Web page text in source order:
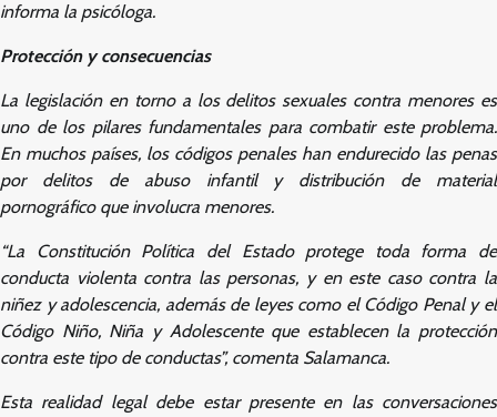
informa la psicóloga.
Protección y consecuencias
La legislación en torno a los delitos sexuales contra menores es
uno de los pilares fundamentales para combatir este problema.
En muchos países, los códigos penales han endurecido las penas
por delitos de abuso infantil y distribución de material
pornográfico que involucra menores.
“La Constitución Política del Estado protege toda forma de
conducta violenta contra las personas, y en este caso contra la
niñez y adolescencia, además de leyes como el Código Penal y el
Código Niño, Niña y Adolescente que establecen la protección
contra este tipo de conductas”, comenta Salamanca.
Esta realidad legal debe estar presente en las conversaciones